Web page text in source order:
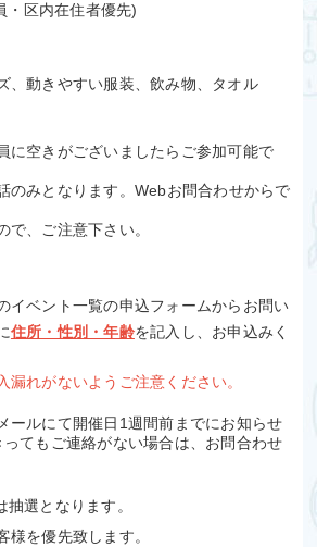
・区内在住者優先)
、動きやすい服装、飲み物、タオル
に空きがございましたらご参加可能で
のみとなります。Webお問合わせからで
で、ご注意下さい。
イベント一覧の申込フォームからお問い
住所・性別・年齢を記入し、お申込みく
漏れがないようご注意ください。
ールにて開催日1週間前までにお知らせ
てもご連絡がない場合は、お問合わせ
選となります。
様を優先致します。